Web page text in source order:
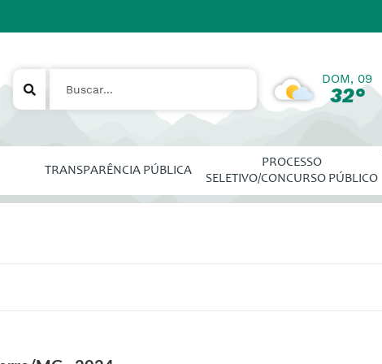
DOM, 09
32°
TRANSPARÊNCIA PÚBLICA
PROCESSO
SELETIVO/CONCURSO PÚBLICO